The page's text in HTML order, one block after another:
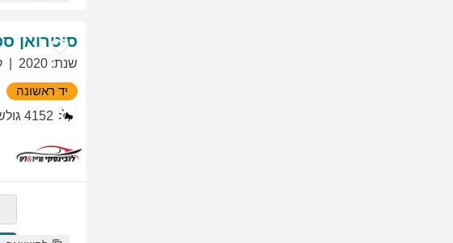
סיטרואן
שנת:
2020
יד ראשונה
4152